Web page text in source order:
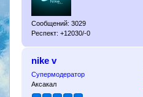
Сообщений: 3029
Респект: +12030/-0
nike v
Супермодератор
Аксакал